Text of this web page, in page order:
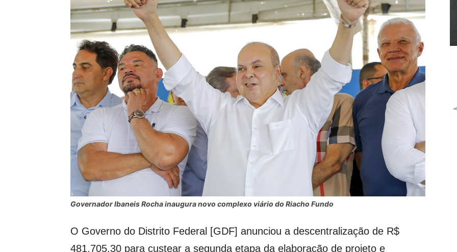
Governador Ibaneis Rocha inaugura novo complexo viário do Riacho Fundo
O Governo do Distrito Federal [GDF] anunciou a descentralização de R$
481.705,30 para custear a segunda etapa da elaboração de projeto e